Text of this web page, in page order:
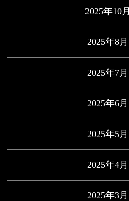
2025年10月
2025年8月
2025年7月
2025年6月
2025年5月
2025年4月
2025年3月